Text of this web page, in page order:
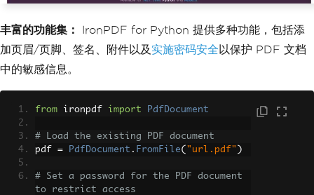
丰富的功能集：
IronPDF for Python 提供多种功能，包括添
加页眉/页脚、签名、附件以及 实施密码安全 以保护 PDF 文档
中的敏感信息。
from ironpdf import PdfDocument
# Load the existing PDF document
pdf = PdfDocument . FromFile( "url.pdf" )
# Set a password for the PDF document
to restrict access